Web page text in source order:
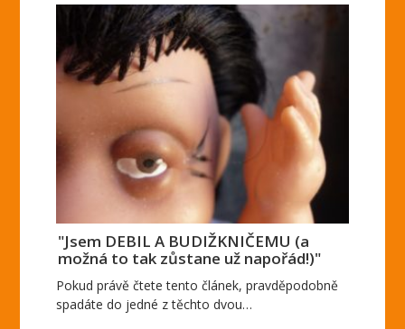
"Jsem DEBIL A BUDIŽKNIČEMU (a
možná to tak zůstane už napořád!)"
Pokud právě čtete tento článek, pravděpodobně
spadáte do jedné z těchto dvou…